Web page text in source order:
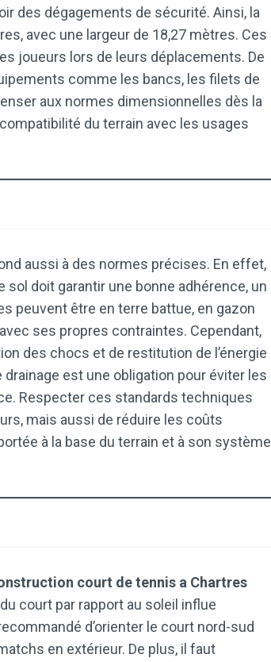
des dégagements de sécurité. Ainsi, la
avec une largeur de 18,27 mètres. Ces
joueurs lors de leurs déplacements. De
comme les bancs, les filets de
aux normes dimensionnelles dès la
du terrain avec les usages
aussi à des normes précises. En effet,
sol doit garantir une bonne adhérence, un
peuvent être en terre battue, en gazon
ses propres contraintes. Cependant,
des chocs et de restitution de l’énergie
drainage est une obligation pour éviter les
Respecter ces standards techniques
mais aussi de réduire les coûts
à la base du terrain et à son système
court de tennis a Chartres
court par rapport au soleil influe
d’orienter le court nord-sud
en extérieur. De plus, il faut